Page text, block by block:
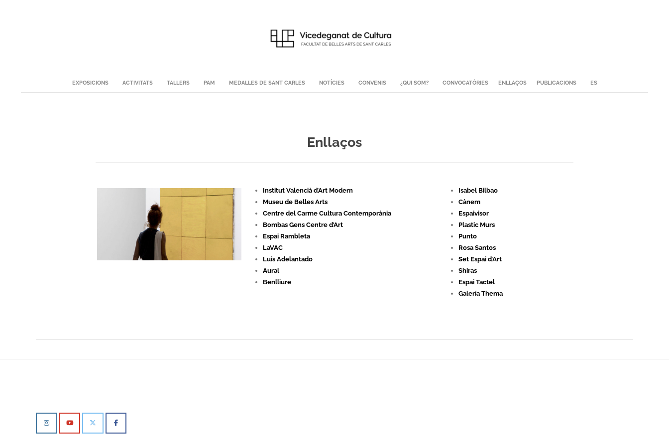
Navigation
EXPOSICIONS ACTIVITATS TALLERS PAM MEDALLES DE SANT CARLES NOTÍCIES CONVENIS ¿QUI SOM? CONVOCATÒRIES ENLLAÇOS PUBLICACIONS ES
Enllaços
Institut Valencià d’Art Modern
Museu de Belles Arts
Centre del Carme Cultura Contemporània
Bombas Gens Centre d’Art
Espai Rambleta
LaVAC
Luis Adelantado
Aural
Benlliure
Isabel Bilbao
Cànem
Espaivisor
Plastic Murs
Punto
Rosa Santos
Set Espai d’Art
Shiras
Espai Tactel
Galería Thema